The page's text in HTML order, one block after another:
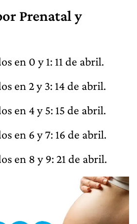
Prenatal y
en 0 y 1: 11 de abril.
en 2 y 3: 14 de abril.
en 4 y 5: 15 de abril.
en 6 y 7: 16 de abril.
en 8 y 9: 21 de abril.